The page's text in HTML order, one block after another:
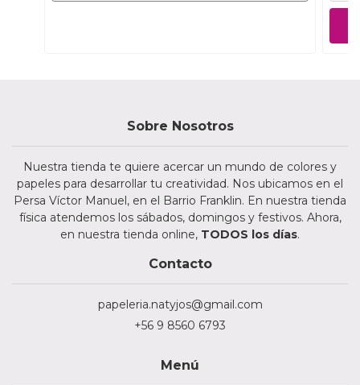
Sobre Nosotros
Nuestra tienda te quiere acercar un mundo de colores y
papeles para desarrollar tu creatividad. Nos ubicamos en el
Persa Víctor Manuel, en el Barrio Franklin. En nuestra tienda
física atendemos los sábados, domingos y festivos. Ahora,
en nuestra tienda online, TODOS los días.
Contacto
papeleria.natyjos@gmail.com
+56 9 8560 6793
Menú